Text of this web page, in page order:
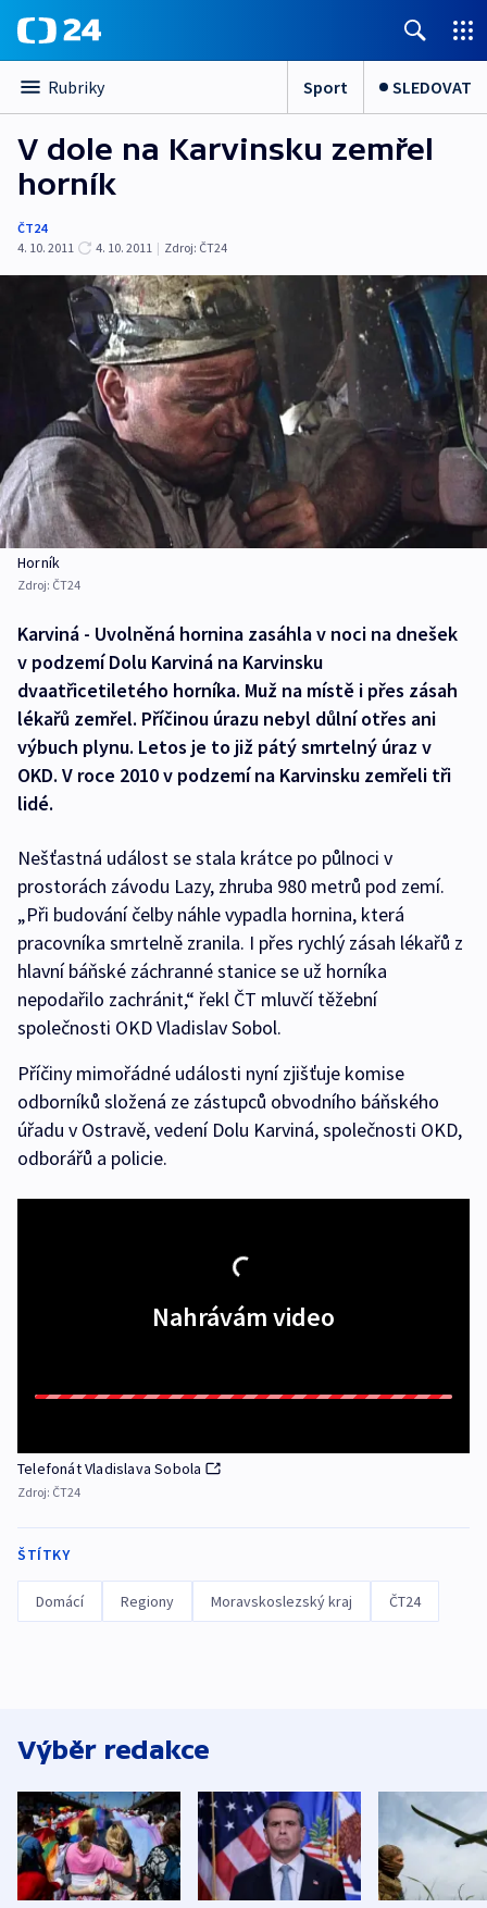
Rubriky Sport SLEDOVAT
V dole na Karvinsku zemřel
horník
ČT24
4. 10. 2011
4. 10. 2011 | Zdroj: ČT24
Horník
Zdroj: ČT24
Karviná - Uvolněná hornina zasáhla v noci na dnešek
v podzemí Dolu Karviná na Karvinsku
dvaatřicetiletého horníka. Muž na místě i přes zásah
lékařů zemřel. Příčinou úrazu nebyl důlní otřes ani
výbuch plynu. Letos je to již pátý smrtelný úraz v
OKD. V roce 2010 v podzemí na Karvinsku zemřeli tři
lidé.
Nešťastná událost se stala krátce po půlnoci v
prostorách závodu Lazy, zhruba 980 metrů pod zemí.
„Při budování čelby náhle vypadla hornina, která
pracovníka smrtelně zranila. I přes rychlý zásah lékařů z
hlavní báňské záchranné stanice se už horníka
nepodařilo zachránit,“ řekl ČT mluvčí těžební
společnosti OKD Vladislav Sobol.
Příčiny mimořádné události nyní zjišťuje komise
odborníků složená ze zástupců obvodního báňského
úřadu v Ostravě, vedení Dolu Karviná, společnosti OKD,
odborářů a policie.
Nahrávám video
Telefonát Vladislava Sobola
Zdroj: ČT24
ŠTÍTKY
Domácí Regiony Moravskoslezský kraj ČT24
Výběr redakce